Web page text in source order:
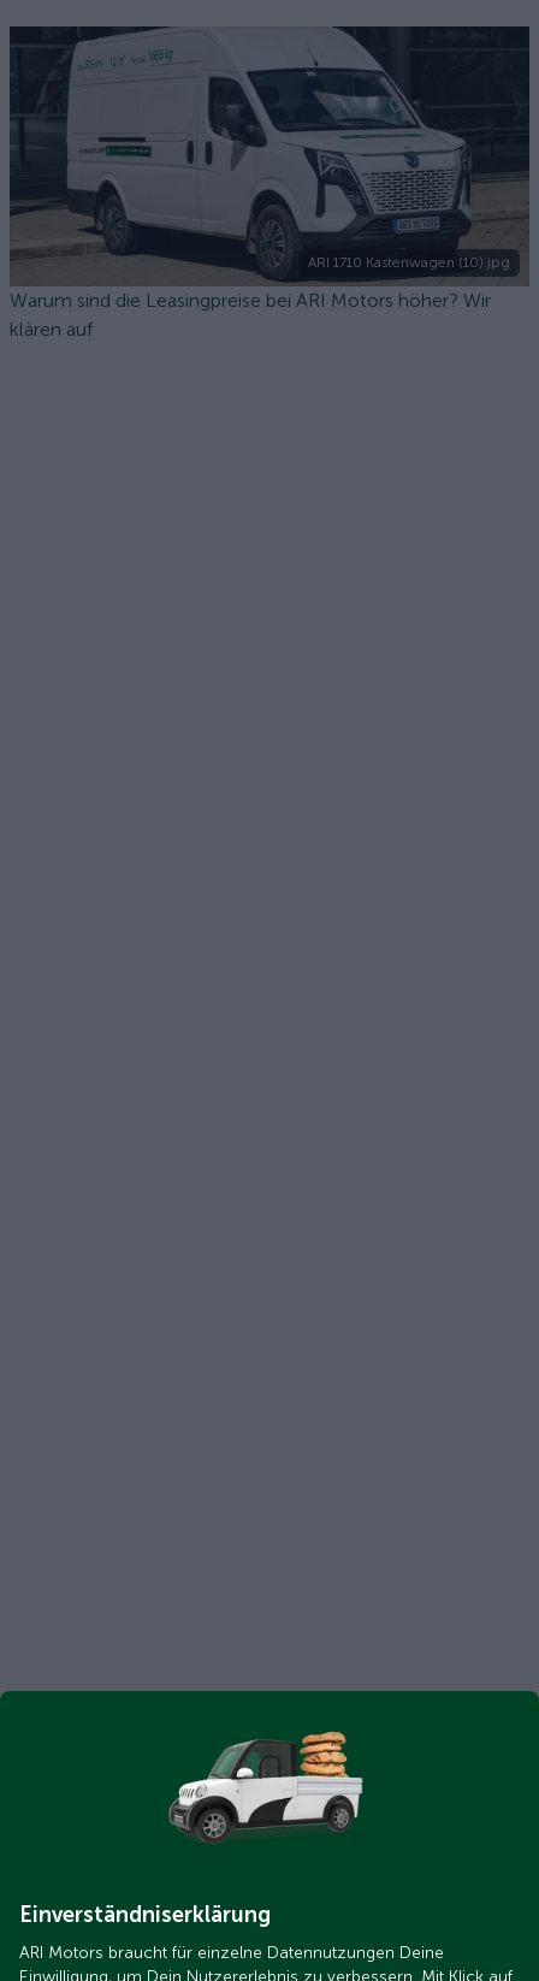
ARI 1710 Kastenwagen (10).jpg
Warum sind die Leasingpreise bei ARI Motors höher? Wir
klären auf
Einverständniserklärung
ARI Motors braucht für einzelne Datennutzungen Deine
Einwilligung, um Dein Nutzererlebnis zu verbessern. Mit Klick auf